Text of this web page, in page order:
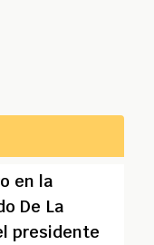
en la
De La
presidente